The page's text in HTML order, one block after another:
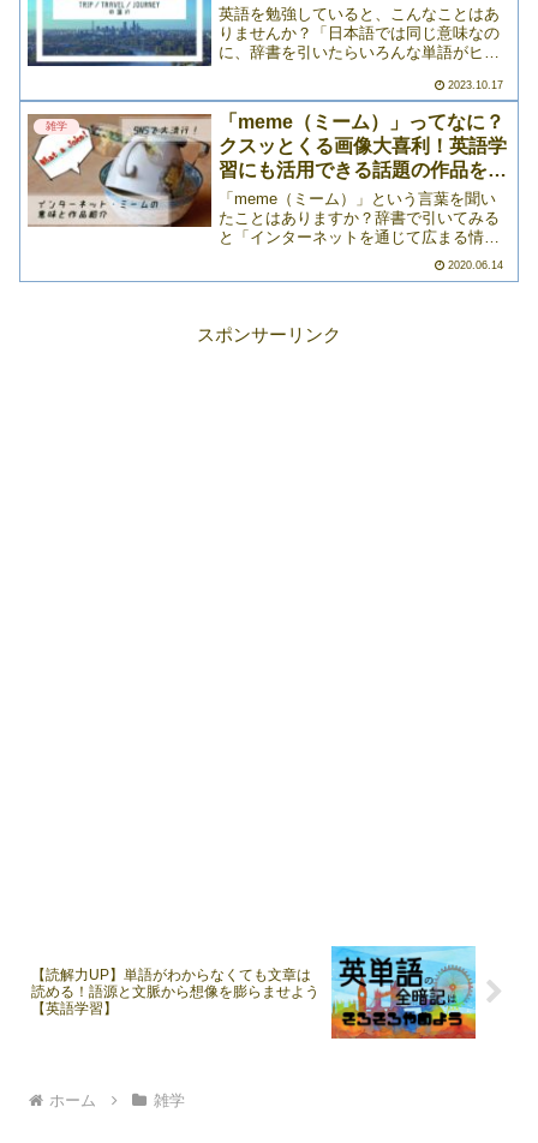
英語を勉強していると、こんなことはあ
りませんか？「日本語では同じ意味なの
に、辞書を引いたらいろんな単語がヒッ
象があるのですが、これは他言語を勉強
するときのあるあるですね。今回は
「旅」を意味する「trip」>>>
2023.10.17
雑学
「meme（ミーム）」ってなに？
クスッとくる画像大喜利！英語学
習にも活用できる話題の作品を紹
介
「meme（ミーム）」という言葉を聞い
たことはありますか？辞書で引いてみる
と「インターネットを通じて広まる情
報」という風に出てきますが、これだと
「なんのこっちゃ？」ですよね。インタ
2020.06.14
スポンサーリンク
【読解力UP】単語がわからなくても文章は
読める！語源と文脈から想像を膨らませよう
【英語学習】
ホーム 雑学